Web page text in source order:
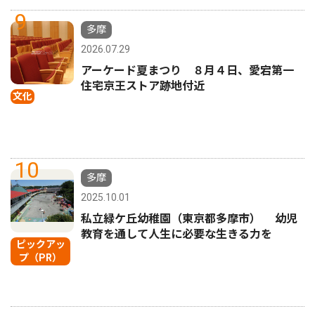
9
文化
多摩
2026.07.29
アーケード夏まつり ８月４日、愛宕第一
住宅京王ストア跡地付近
10
ピックアッ
プ（PR）
多摩
2025.10.01
私立緑ケ丘幼稚園（東京都多摩市） 幼児
教育を通して人生に必要な生きる力を